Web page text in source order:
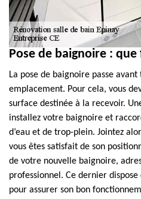
Pose de baignoire :
La pose de baignoire passe
emplacement. Pour cela, vous
surface destinée à la recevoir.
installez votre baignoire et
d’eau et de trop-plein. Jointez
vous êtes satisfait de son
de votre nouvelle baignoire,
professionnel. Ce dernier
pour assurer son bon